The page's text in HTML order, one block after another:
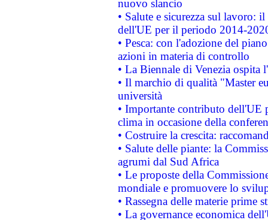
nuovo slancio
• Salute e sicurezza sul lavoro:
dell'UE per il periodo 2014-
• Pesca: con l'adozione del
azioni in materia di controllo
• La Biennale di Venezia ospita
• Il marchio di qualità "Master
università
• Importante contributo dell'UE
clima in occasione della
• Costruire la crescita:
• Salute delle piante: la
agrumi dal Sud Africa
• Le proposte della
mondiale e promuovere lo
• Rassegna delle materie prime
• La governance economica